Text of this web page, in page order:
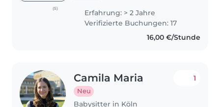
(5)
Luxemburg. Ich studiere Soziale
Arbeit und habe bereits zwei
Jahre Berufserfahrung im
Erfahrung: > 2 Jahre
Verifizierte Buchungen: 17
16,00 €/Stunde
Camila Maria
Neu
Babysitter in Köln
1